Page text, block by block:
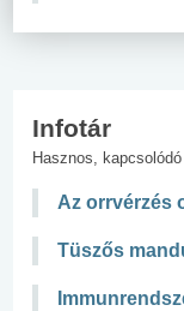
Infotár
Hasznos,
Az orrvérzés
Tüszős